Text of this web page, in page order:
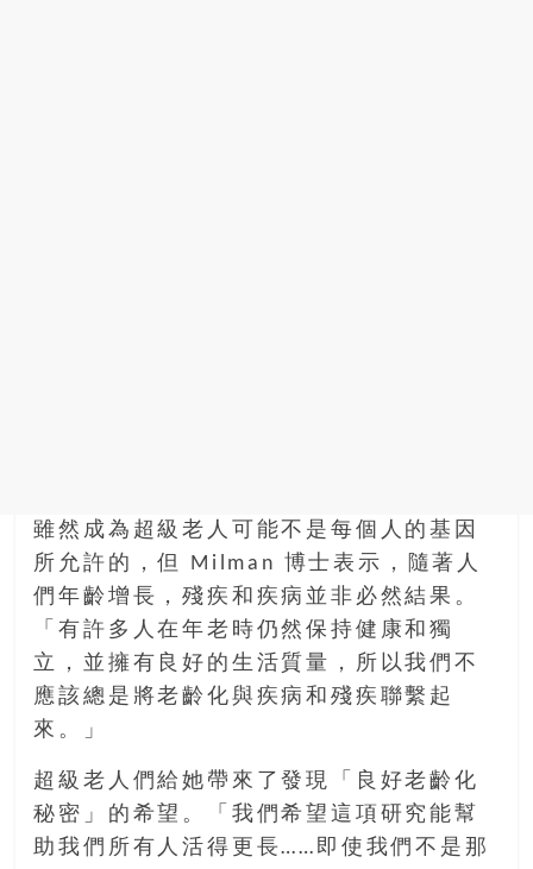
雖然成為超級老人可能不是每個人的基因
所允許的，但 Milman 博士表示，隨著人
們年齡增長，殘疾和疾病並非必然結果。
「有許多人在年老時仍然保持健康和獨
立，並擁有良好的生活質量，所以我們不
應該總是將老齡化與疾病和殘疾聯繫起
來。」
超級老人們給她帶來了發現「良好老齡化
秘密」的希望。「我們希望這項研究能幫
助我們所有人活得更長……即使我們不是那